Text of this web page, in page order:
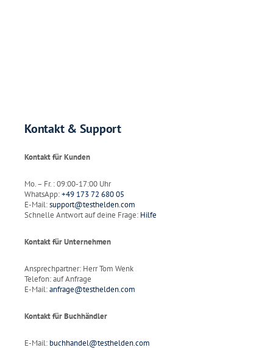
Kontakt & Support
Kontakt für Kunden
Mo. – Fr. : 09:00-17:00 Uhr
WhatsApp:+49 173 72 680 05
E-Mail:support@testhelden.com
Schnelle Antwort auf deine Frage: Hilfe
Kontakt für Unternehmen
Ansprechpartner: Herr Tom Wenk
Telefon: auf Anfrage
E-Mail:anfrage@testhelden.com
Kontakt für Buchhändler
E-Mail: buchhandel@testhelden.com